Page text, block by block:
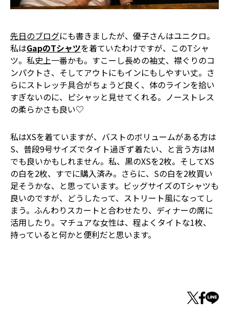
先日のブログにも書きましたが、優子さんはユニクロ。
私はGapのTシャツを着ていたわけですが、このTシャ
ツ。私史上一番かも。すこーし長めの袖丈、襟ぐりのコ
ンパクトさ、そしてアウトにもインにもしやすい丈。さ
らにストレッチ具合がちょうど良く、体のラインを拾い
すぎないのに、ピシャッと見せてくれる。ノーストレス
の柔らかさも良い♡
私はXSを着ていますが、バストのボリュームがある方は
S、普段9号サイズでタイト過ぎず着たい、と言う方はM
でも良いかもしれません。私、黒のXSを2枚。そしてXS
の白を2枚、すでに購入済み。さらに、Sの白を2枚買い
足そうかな、と思っています。ビッグサイズのTシャツも
良いのですが、どうしたって、ストリート風になってし
まう。ふんわりスカートと合わせたり、ディナーの席に
活用したり。マチュアな女性は、程よくタイトな1枚、
持っていると何かと便利だと思います。